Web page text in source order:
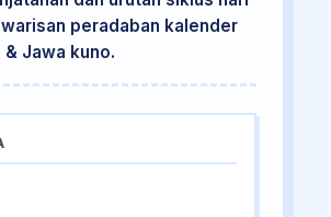
peradaban kalender
& Jawa kuno.